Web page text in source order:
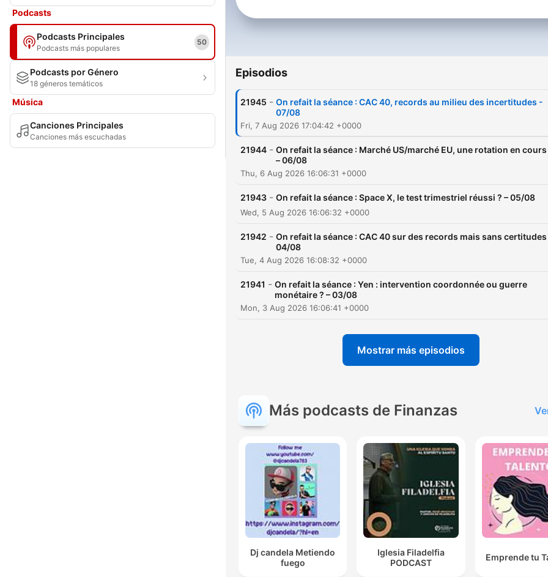
Podcasts
Podcasts Principales
Podcasts más populares
50
Podcasts por Género
18 géneros temáticos
Música
Canciones Principales
Canciones más escuchadas
au vendredi et réécoutez
Episodios
21945 - On refait la séance : CAC 40, records au milieu des incertitudes -
07/08
Fri, 7 Aug 2026 17:04:42 +0000
21944 - On refait la séance : Marché US/marché EU, une rotation en cours
– 06/08
Thu, 6 Aug 2026 16:06:31 +0000
21943 - On refait la séance : Space X, le test trimestriel réussi ? – 05/08
Wed, 5 Aug 2026 16:06:32 +0000
21942 - On refait la séance : CAC 40 sur des records mais sans certitudes
04/08
Tue, 4 Aug 2026 16:08:32 +0000
21941 - On refait la séance : Yen : intervention coordonnée ou guerre
monétaire ? – 03/08
Mon, 3 Aug 2026 16:06:41 +0000
Mostrar más episodios
Más podcasts de Finanzas
Dj candela Metiendo
fuego
Iglesia Filadelfia
PODCAST
Emprende tu